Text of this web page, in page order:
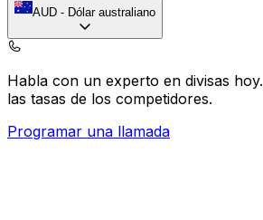
AUD - Dólar australiano
Habla con un experto en divisas hoy.
las tasas de los competidores.
Programar una llamada